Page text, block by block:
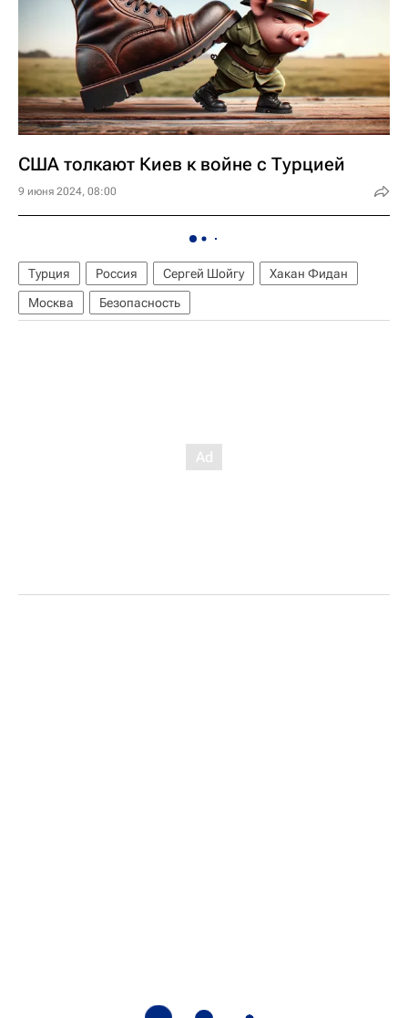
США толкают Киев к войне с Турцией
9 июня 2024, 08:00
Турция Россия Сергей Шойгу
Хакан Фидан
Москва
Безопасность